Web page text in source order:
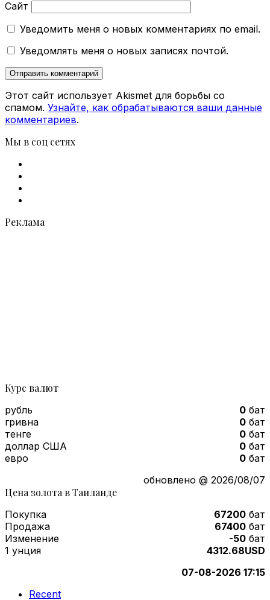
Сайт
Уведомить меня о новых комментариях по email.
Уведомлять меня о новых записях почтой.
Этот сайт использует Akismet для борьбы со
спамом. Узнайте, как обрабатываются ваши данные
комментариев.
Мы в соц сетях
Реклама
Курс валют
рубль 0 бат
гривна
0 бат
тенге
0 бат
доллар США
0 бат
евро
0 бат
обновлено @ 2026/08/07
Цена золота в Таиланде
Покупка 67200 бат
Продажа
67400 бат
Изменение
-50 бат
1 унция
4312.68USD
07-08-2026 17:15
Recent